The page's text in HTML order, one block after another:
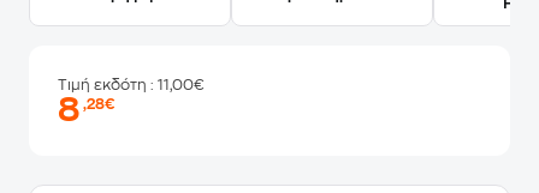
Τιμή εκδότη : 11,00€
8,28€